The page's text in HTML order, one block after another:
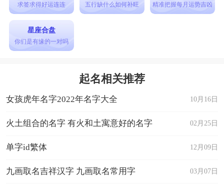
男孩的整体气质。
龙年出生取名最佳的字
1、用“日”、“月”字根的字取名
龙年宝宝取名宜使用带“日”、“月”字根的字，如：
晖、畅、昌、春、昶、易、星、昌、早、明、昆、
青、晰、暑、景、普、晁、时、晨、映、洵、有、
2、用“水”、“氵”字根的字取名
求签求得好运连连 五行缺什么如何补旺 精准把握每月运势吉凶
星座合盘
你们是有缘的一对吗
起名相关推荐
10月16日
女孩虎年名字2022年名字大全
02月25日
火土组合的名字 有火和土寓意好的名字
12月09日
单字id繁体
03月07日
九画取名吉祥汉字 九画取名常用字